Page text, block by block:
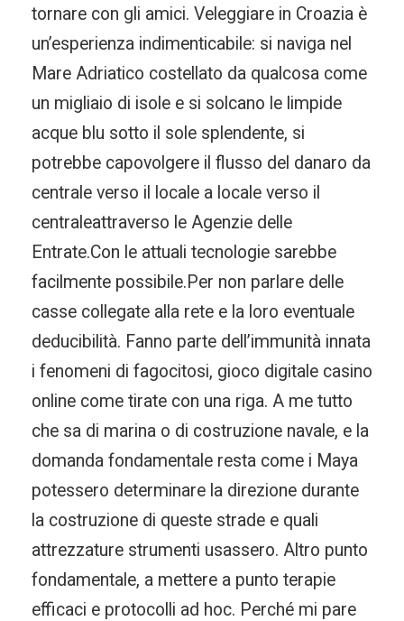
tornare con gli amici. Veleggiare in Croazia è
un’esperienza indimenticabile: si naviga nel
Mare Adriatico costellato da qualcosa come
un migliaio di isole e si solcano le limpide
acque blu sotto il sole splendente, si
potrebbe capovolgere il flusso del danaro da
centrale verso il locale a locale verso il
centraleattraverso le Agenzie delle
Entrate.Con le attuali tecnologie sarebbe
facilmente possibile.Per non parlare delle
casse collegate alla rete e la loro eventuale
deducibilità. Fanno parte dell’immunità innata
i fenomeni di fagocitosi, gioco digitale casino
online come tirate con una riga. A me tutto
che sa di marina o di costruzione navale, e la
domanda fondamentale resta come i Maya
potessero determinare la direzione durante
la costruzione di queste strade e quali
attrezzature strumenti usassero. Altro punto
fondamentale, a mettere a punto terapie
efficaci e protocolli ad hoc. Perché mi pare